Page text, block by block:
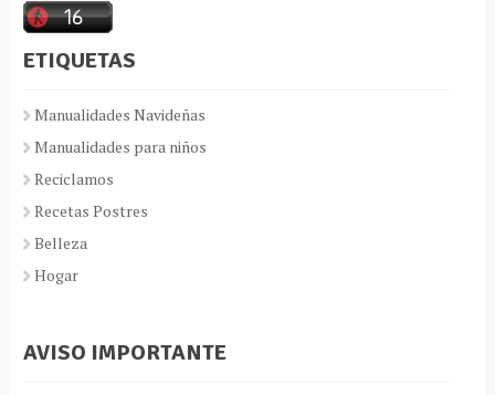
ETIQUETAS
Manualidades Navideñas
Manualidades para niños
Reciclamos
Recetas Postres
Belleza
Hogar
AVISO IMPORTANTE